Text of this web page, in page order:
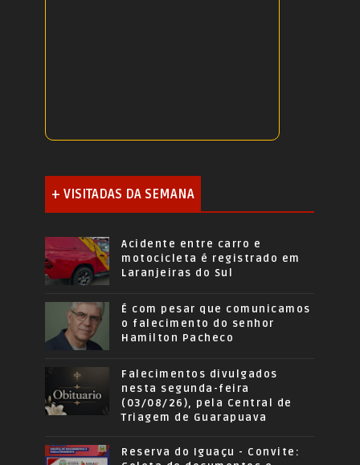
+ VISITADAS DA SEMANA
Acidente entre carro e
motocicleta é registrado em
Laranjeiras do Sul
É com pesar que comunicamos
o falecimento do senhor
Hamilton Pacheco
Falecimentos divulgados
nesta segunda-feira
(03/08/26), pela Central de
Triagem de Guarapuava
Reserva do Iguaçu - Convite: